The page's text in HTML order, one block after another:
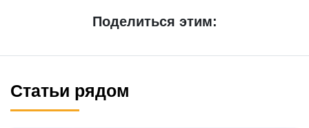
Поделиться этим:
Статьи рядом